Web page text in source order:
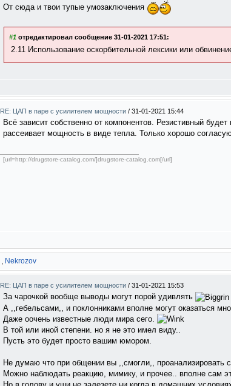
От сюда и твои тупые умозаключения
#1 отредактировал сообщение 31-01-2021 17:51:
2.11 Использование оскорбительной лексики или
RE: ЦАП в паре с усилителем мощности / 31-01-2021 15:44
Всё зависит собственно от компонентов. Резистивный
рассеивает мощность в виде тепла. Только хорошо
[url=http://drugstore-catalog.com/]drugstore-catalog.com[/url]
, Nekrozov
RE: ЦАП в паре с усилителем мощности / 31-01-2021 15:53
За чарочкой вообще выводы могут порой удивлять
А ,,гебельсами,, и поклонниками вполне могут оказаться
Даже оочень известные люди мира сего.
В той или иной степени. но я не это имел виду..
Пусть это будет просто вашим юмором.
Не думаю что при общении вы ,,смогли,, проанализировать
Можно наблюдать реакцию, мимику, и прочее.. вполне сам